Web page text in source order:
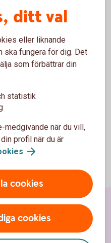
ditt val
eller liknande
ska fungera för dig. Det
som förbättrar din
statistik
medgivande när du vill,
profil när du är
.
cookies
cookies